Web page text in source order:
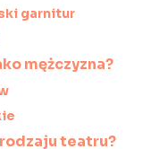
garnitur
mężczyzna?
teatru?